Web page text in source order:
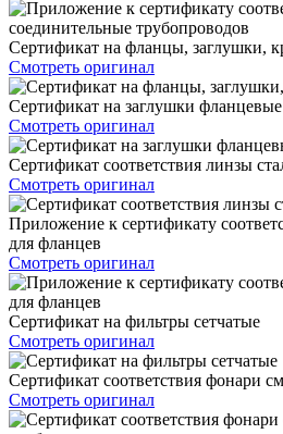
Сертификат на фланцы, заглушки,
Смотреть оригинал
Сертификат на заглушки
Смотреть оригинал
Сертификат соответствия линзы
Смотреть оригинал
Приложение к сертификату
для фланцев
Смотреть оригинал
Сертификат на фильтры сетчатые
Смотреть оригинал
Сертификат соответствия фонари
Смотреть оригинал